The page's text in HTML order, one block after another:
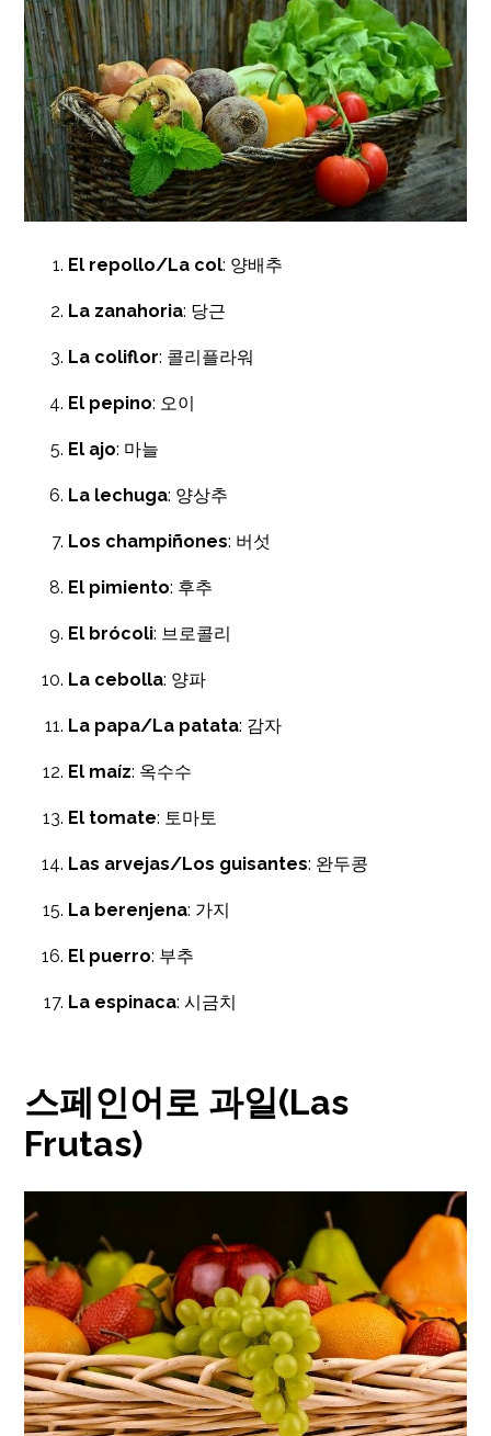
El repollo/La col: 양배추
La zanahoria: 당근
La coliflor: 콜리플라워
El pepino: 오이
El ajo: 마늘
La lechuga: 양상추
Los champiñones: 버섯
El pimiento: 후추
El brócoli: 브로콜리
La cebolla: 양파
La papa/La patata: 감자
El maíz: 옥수수
El tomate: 토마토
Las arvejas/Los guisantes: 완두콩
La berenjena: 가지
El puerro: 부추
La espinaca: 시금치
스페인어로 과일(Las
Frutas)